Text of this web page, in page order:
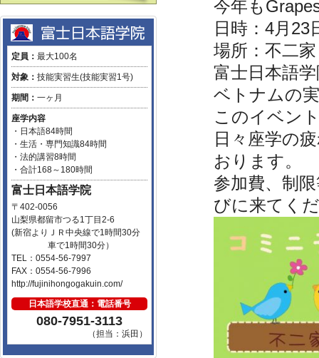
今年も
日時：4月23
場所：不二
富士日本語
ベトナムの
このイベン
日々座学の
おります。
参加費、制
びに来てく
定員： 最大100名
対象： 技能実習生(技能実習1号)
期間： 一ヶ月
座学内容
・日本語84時間
・生活・専門知識84時間
・法的講習8時間
・合計168～180時間
富士日本語学院
〒402-0056
山梨県都留市つる1丁目2-6
(新宿よりＪＲ中央線で1時間30分
車で1時間30分）
TEL：0554-56-7997
FAX：0554-56-7996
http://fujinihongogakuin.com/
日本語学校直通：電話番号
080-7951-3113
（担当：浜田）